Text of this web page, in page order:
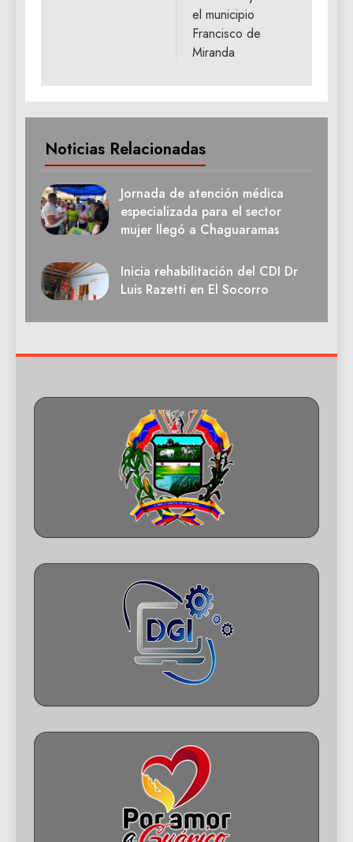
el municipio
Francisco de
Miranda
Noticias Relacionadas
Jornada de atención médica
especializada para el sector
mujer llegó a Chaguaramas
Inicia rehabilitación del CDI Dr
Luis Razetti en El Socorro